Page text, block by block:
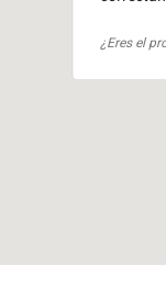
¿Eres el